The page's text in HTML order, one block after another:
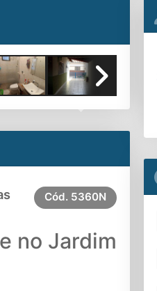
Cód. 5360N
no Jardim